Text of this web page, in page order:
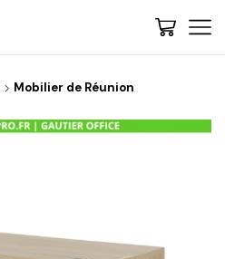
Mobilier de Réunion